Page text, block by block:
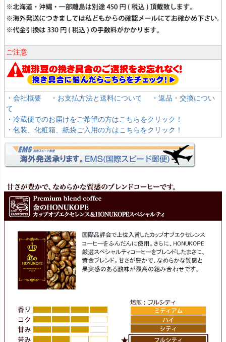
ご注意
・会社概要 ・お支払方法と送料について
・返品・交換につい
て
・冷蔵便でのお届けをご希望の方はこちらをクリック！
・包装、化粧箱、紙袋ご入用の方はこちらをクリック！